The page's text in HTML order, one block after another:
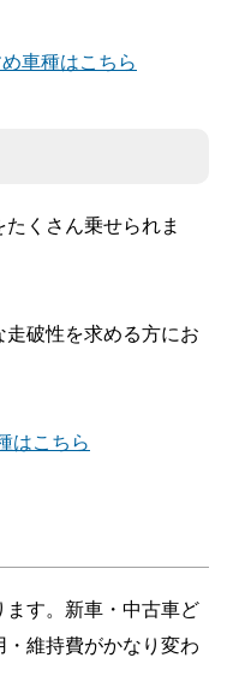
車種はこちら
くさん乗せられま
破性を求める方にお
はこちら
す。新車・中古車ど
維持費がかなり変わ